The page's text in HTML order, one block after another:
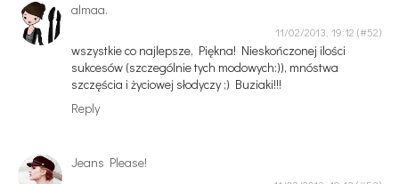
almaa.
11/02/2013, 19:12
wszystkie co najlepsze, Piękna! Nieskończonej ilości
sukcesów (szczególnie tych modowych:)), mnóstwa
szczęścia i życiowej słodyczy ;) Buziaki!!!
Reply
Jeans Please!